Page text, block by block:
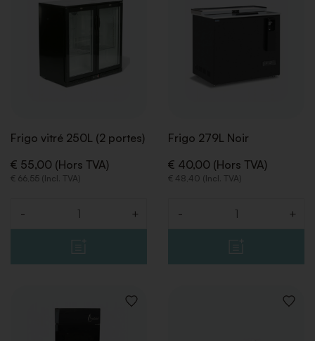
RETOUR
RETOUR
Frigo vitré 250L (2 portes)
€ 55,00 (Hors TVA)
€ 66,55 (Incl. TVA)
- +
Frigo 279L Noir
€ 40,00 (Hors TVA)
€ 48,40 (Incl. TVA)
- +
AJOUTER